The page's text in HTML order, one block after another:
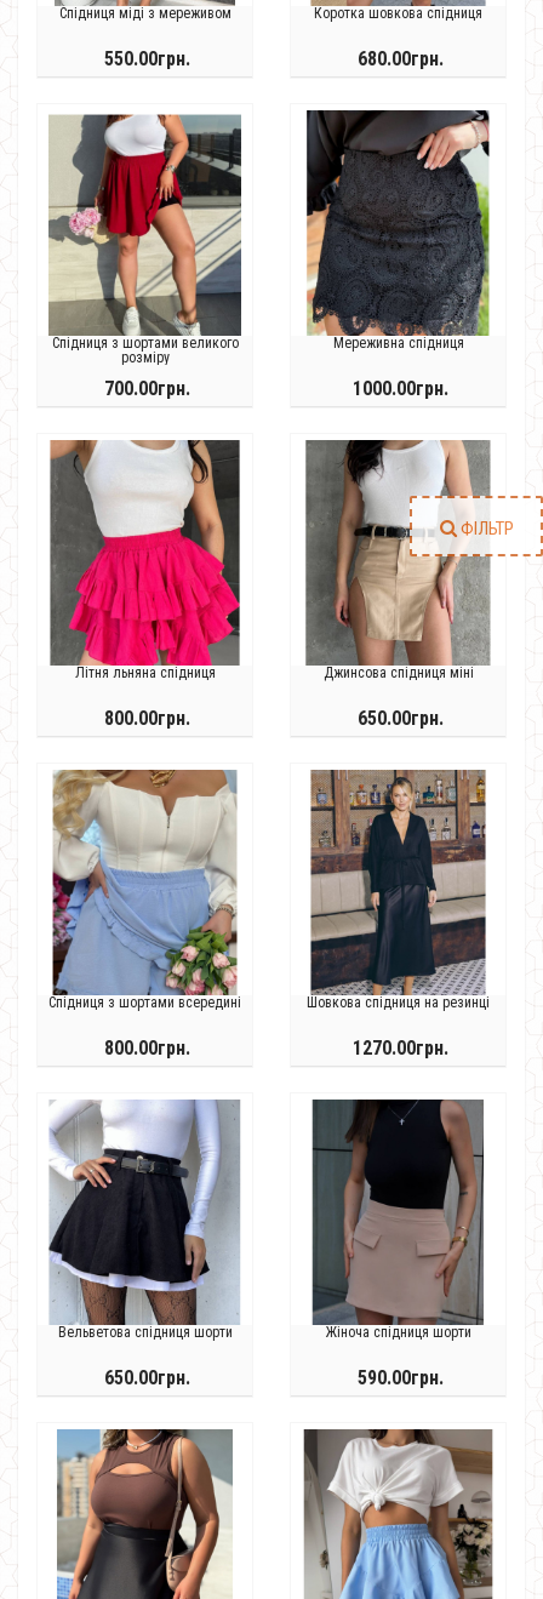
ФІЛЬТР
Спідниця міді з мереживом
550.00грн.
Коротка шовкова спідниця
680.00грн.
Спідниця з шортами великого
розміру
700.00грн.
Мереживна спідниця
1000.00грн.
Літня льняна спідниця
800.00грн.
Джинсова спідниця міні
650.00грн.
Спідниця з шортами всередині
800.00грн.
Шовкова спідниця на резинці
1270.00грн.
Вельветова спідниця шорти
650.00грн.
Жіноча спідниця шорти
590.00грн.